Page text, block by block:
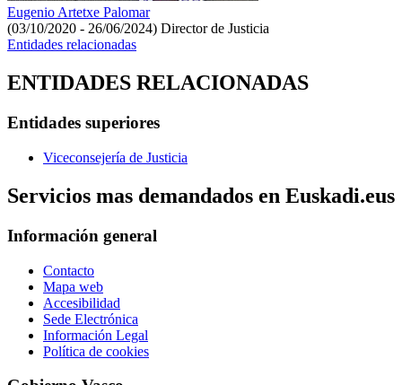
Eugenio Artetxe Palomar
(03/10/2020 - 26/06/2024) Director de Justicia
Entidades relacionadas
ENTIDADES RELACIONADAS
Entidades superiores
Viceconsejería de Justicia
Servicios mas demandados en Euskadi.eus
Información general
Contacto
Mapa web
Accesibilidad
Sede Electrónica
Información Legal
Política de cookies